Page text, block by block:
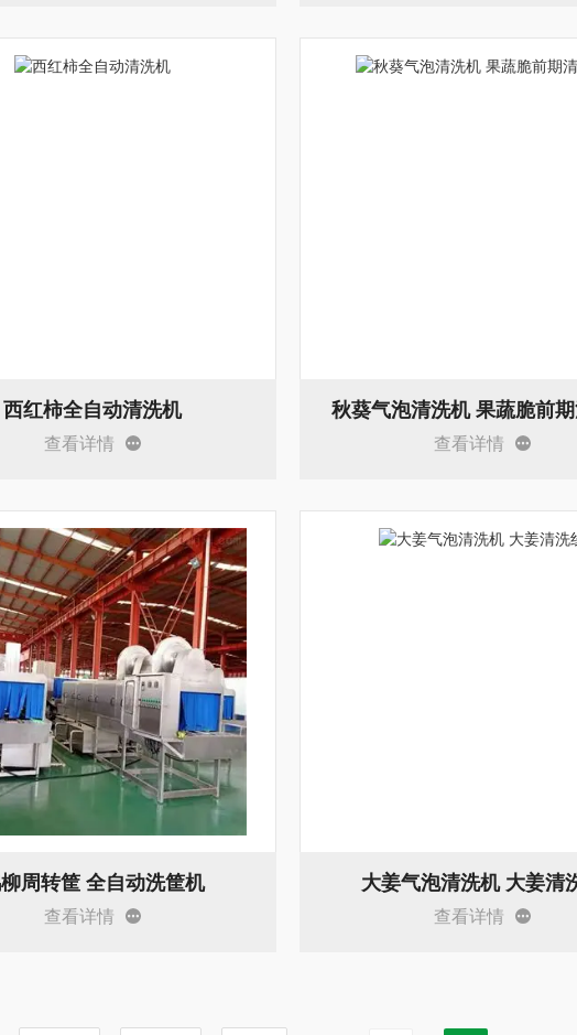
西红柿全自动清洗机
查看详情
秋葵气泡清洗机 果蔬脆前
查看详情
周转筐 全自动洗筐机
查看详情
大姜气泡清洗机 大姜清
查看详情